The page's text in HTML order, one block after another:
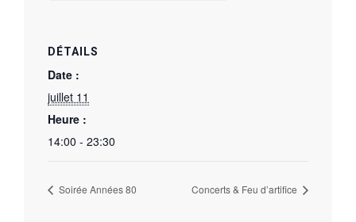
DÉTAILS
Date :
juillet 11
Heure :
14:00 - 23:30
Soirée Années 80 Concerts & Feu d’artifice